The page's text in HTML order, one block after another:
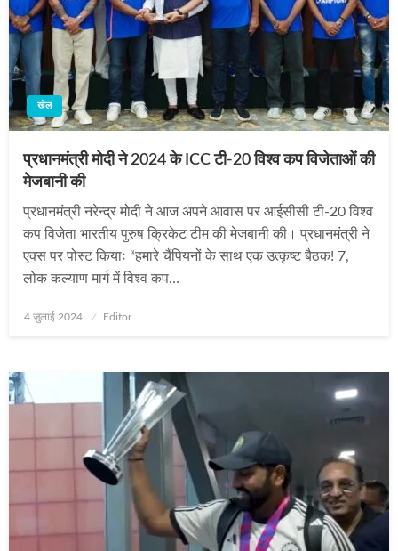
खेल
प्रधानमंत्री मोदी ने 2024 के ICC टी-20 विश्व कप विजेताओं की
मेजबानी की
प्रधानमंत्री नरेन्द्र मोदी ने आज अपने आवास पर आईसीसी टी-20 विश्व
कप विजेता भारतीय पुरुष क्रिकेट टीम की मेजबानी की। प्रधानमंत्री ने
एक्स पर पोस्ट कियाः “हमारे चैंपियनों के साथ एक उत्‍कृष्‍ट बैठक! 7,
लोक कल्‍याण मार्ग में विश्व कप…
Posted
4 जुलाई 2024 Editor